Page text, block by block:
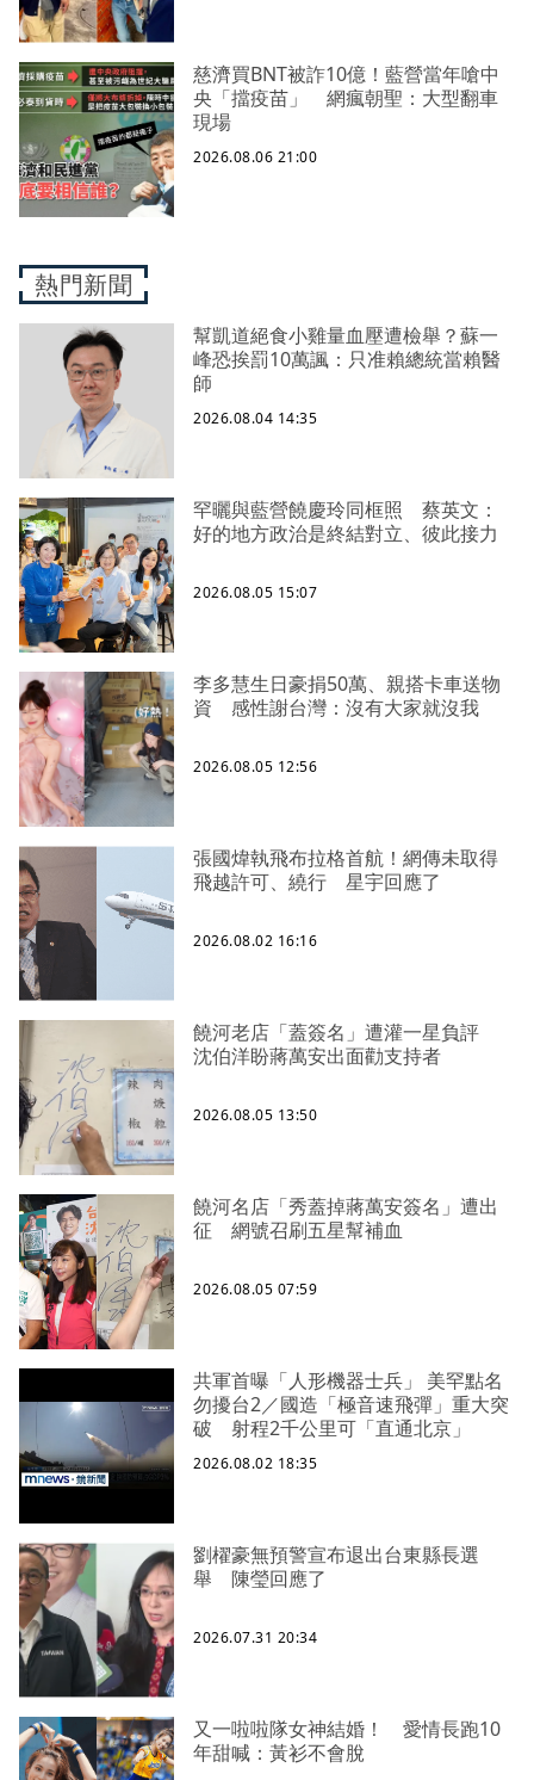
慈濟買BNT被詐10億！藍營當年嗆中
央「擋疫苗」 網瘋朝聖：大型翻車
現場
2026.08.06 21:00
熱門新聞
幫凱道絕食小雞量血壓遭檢舉？蘇一
峰恐挨罰10萬諷：只准賴總統當賴醫
師
2026.08.04 14:35
罕曬與藍營饒慶玲同框照 蔡英文：
好的地方政治是終結對立、彼此接力
2026.08.05 15:07
李多慧生日豪捐50萬、親搭卡車送物
資 感性謝台灣：沒有大家就沒我
2026.08.05 12:56
張國煒執飛布拉格首航！網傳未取得
飛越許可、繞行 星宇回應了
2026.08.02 16:16
饒河老店「蓋簽名」遭灌一星負評
沈伯洋盼蔣萬安出面勸支持者
2026.08.05 13:50
饒河名店「秀蓋掉蔣萬安簽名」遭出
征 網號召刷五星幫補血
2026.08.05 07:59
共軍首曝「人形機器士兵」 美罕點名
勿擾台2／國造「極音速飛彈」重大突
破 射程2千公里可「直通北京」
2026.08.02 18:35
劉櫂豪無預警宣布退出台東縣長選
舉 陳瑩回應了
2026.07.31 20:34
又一啦啦隊女神結婚！ 愛情長跑10
年甜喊：黃衫不會脫